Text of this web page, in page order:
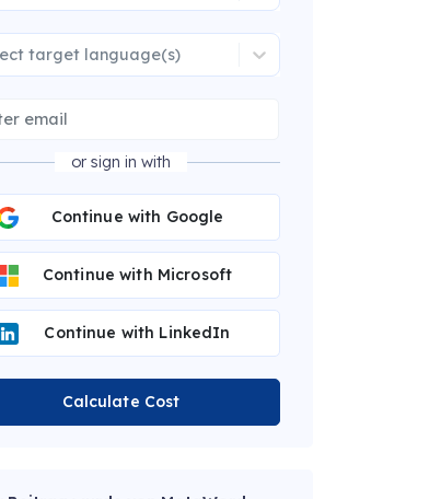
target language(s)
or sign in with
Continue with Google
Continue with Microsoft
Continue with LinkedIn
Calculate Cost